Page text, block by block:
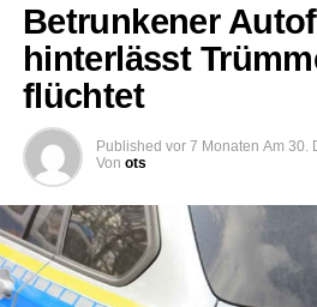
Betrunkener
hinterlässt
flüchtet
Published vor 7 Monaten Am 30.
Von ots